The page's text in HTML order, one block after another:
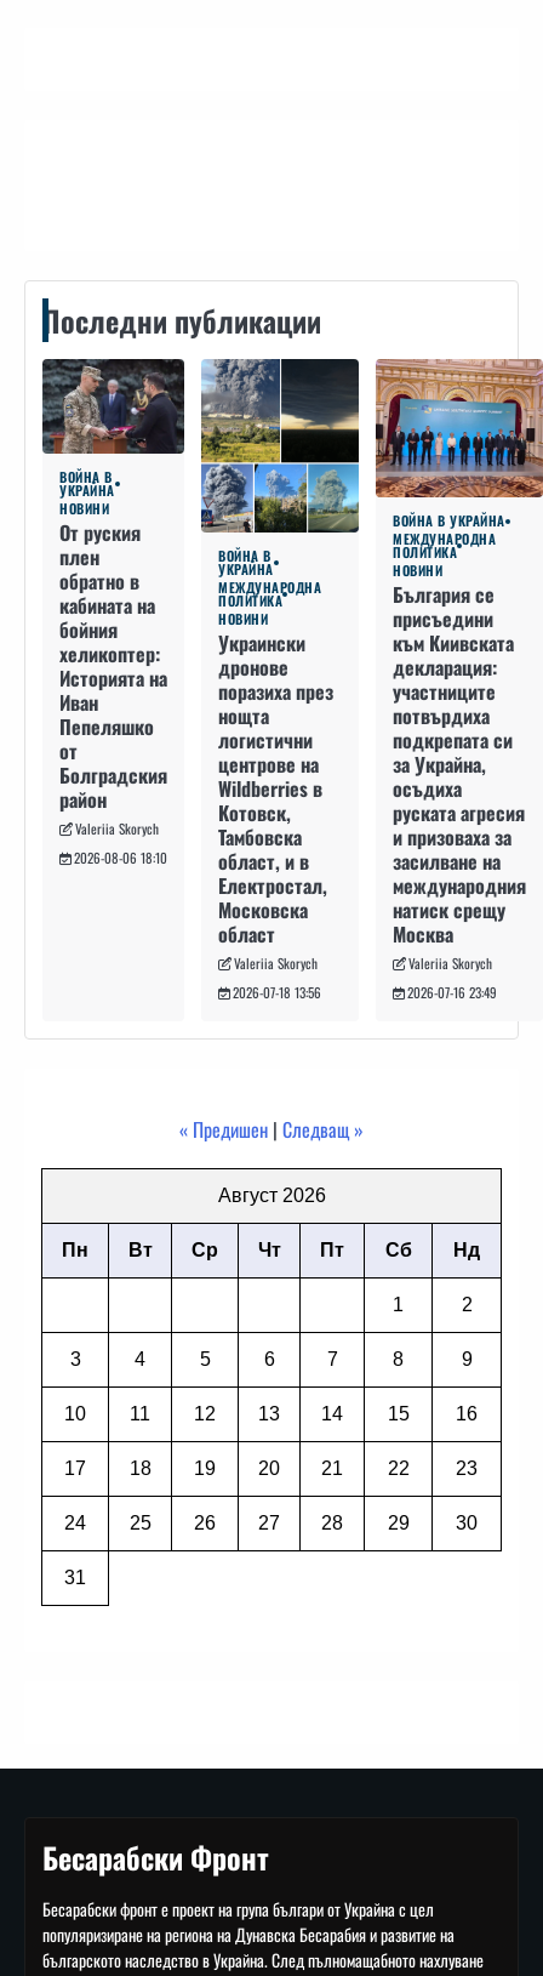
Последни публикации
ВОЙНА В
УКРАЙНА
НОВИНИ
От руския
плен
обратно в
кабината на
бойния
хеликоптер:
Историята на
Иван
Пепеляшко
от
Болградския
район
Valeriia Skorych
2026-08-06 18:10
ВОЙНА В
УКРАЙНА
МЕЖДУНАРОДНА
ПОЛИТИКА
НОВИНИ
Украински
дронове
поразиха през
нощта
логистични
центрове на
Wildberries в
Котовск,
Тамбовска
област, и в
Електростал,
Московска
област
Valeriia Skorych
2026-07-18 13:56
ВОЙНА В УКРАЙНА
МЕЖДУНАРОДНА
ПОЛИТИКА
НОВИНИ
България се
присъедини
към Киивската
декларация:
участниците
потвърдиха
подкрепата си
за Украйна,
осъдиха
руската агресия
и призоваха за
засилване на
международния
натиск срещу
Москва
Valeriia Skorych
2026-07-16 23:49
« Предишен | Следващ »
Август 2026
Пн Вт Ср Чт Пт Сб Нд
1 2
3 4 5 6 7 8 9
10 11 12 13 14 15 16
17 18 19 20 21 22 23
24 25 26 27 28 29 30
31
Бесарабски Фронт
Бесарабски фронт е проект на група българи от Украйна с цел
популяризиране на региона на Дунавска Бесарабия и развитие на
българското наследство в Украйна. След пълномащабното нахлуване